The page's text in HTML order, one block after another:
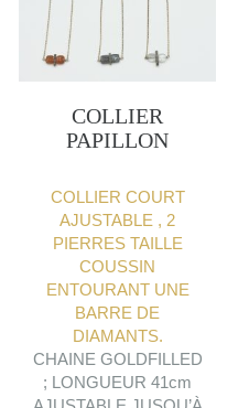
COLLIER
PAPILLON
COLLIER COURT
AJUSTABLE , 2
PIERRES TAILLE
COUSSIN
ENTOURANT UNE
BARRE DE
DIAMANTS.
CHAINE GOLDFILLED
; LONGUEUR 41cm